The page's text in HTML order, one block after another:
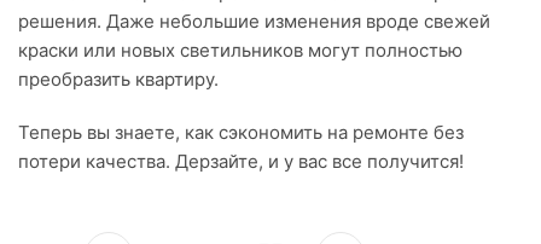
решения. Даже небольшие изменения вроде свежей
краски или новых светильников могут полностью
преобразить квартиру.
Теперь вы знаете, как сэкономить на ремонте без
потери качества. Дерзайте, и у вас все получится!